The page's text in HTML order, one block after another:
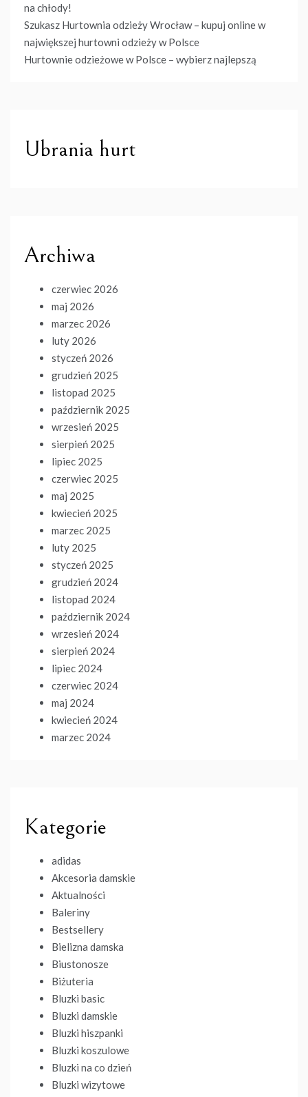
na chłody!
Szukasz Hurtownia odzieży Wrocław – kupuj online w
największej hurtowni odzieży w Polsce
Hurtownie odzieżowe w Polsce – wybierz najlepszą
Ubrania hurt
Archiwa
czerwiec 2026
maj 2026
marzec 2026
luty 2026
styczeń 2026
grudzień 2025
listopad 2025
październik 2025
wrzesień 2025
sierpień 2025
lipiec 2025
czerwiec 2025
maj 2025
kwiecień 2025
marzec 2025
luty 2025
styczeń 2025
grudzień 2024
listopad 2024
październik 2024
wrzesień 2024
sierpień 2024
lipiec 2024
czerwiec 2024
maj 2024
kwiecień 2024
marzec 2024
Kategorie
adidas
Akcesoria damskie
Aktualności
Baleriny
Bestsellery
Bielizna damska
Biustonosze
Biżuteria
Bluzki basic
Bluzki damskie
Bluzki hiszpanki
Bluzki koszulowe
Bluzki na co dzień
Bluzki wizytowe